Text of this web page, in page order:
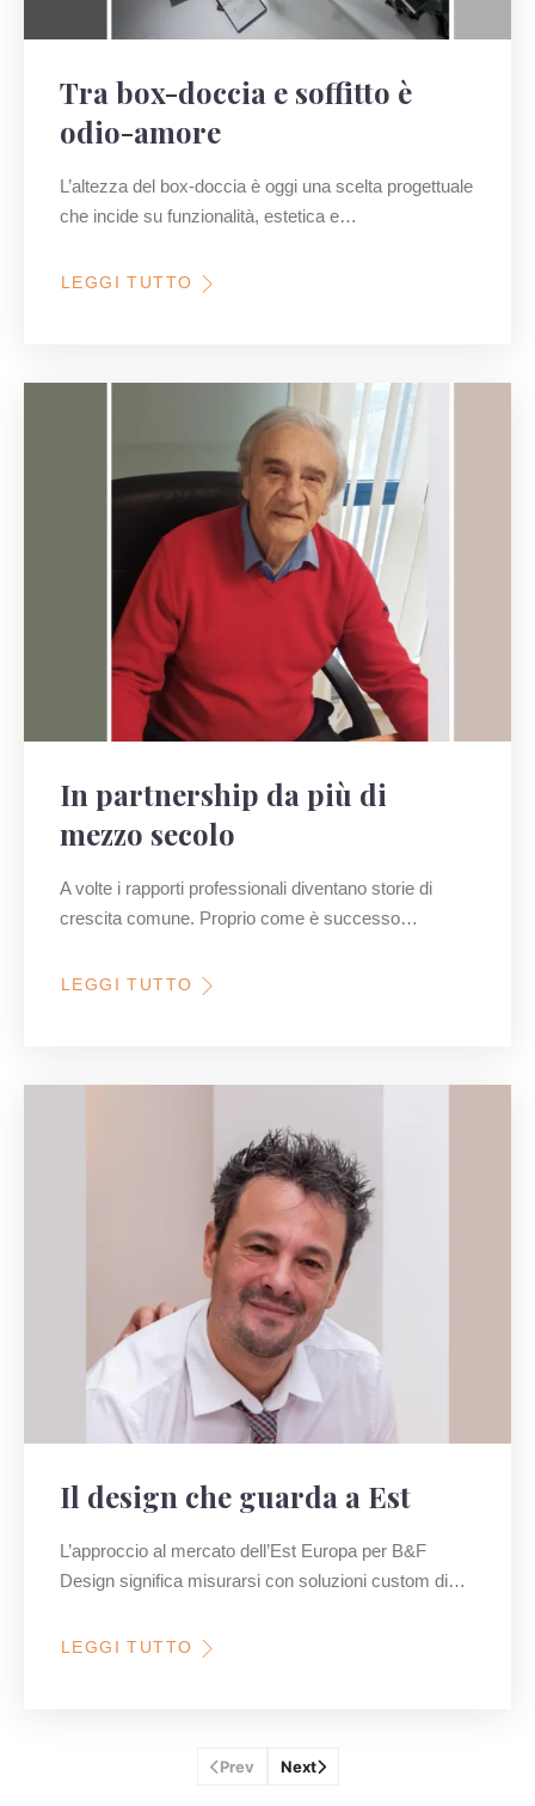
Tra box-doccia e soffitto è
odio-amore
L’altezza del box-doccia è oggi una scelta progettuale
che incide su funzionalità, estetica e…
LEGGI TUTTO
In partnership da più di
mezzo secolo
A volte i rapporti professionali diventano storie di
crescita comune. Proprio come è successo…
LEGGI TUTTO
Il design che guarda a Est
L’approccio al mercato dell’Est Europa per B&F
Design significa misurarsi con soluzioni custom di…
LEGGI TUTTO
Prev Next